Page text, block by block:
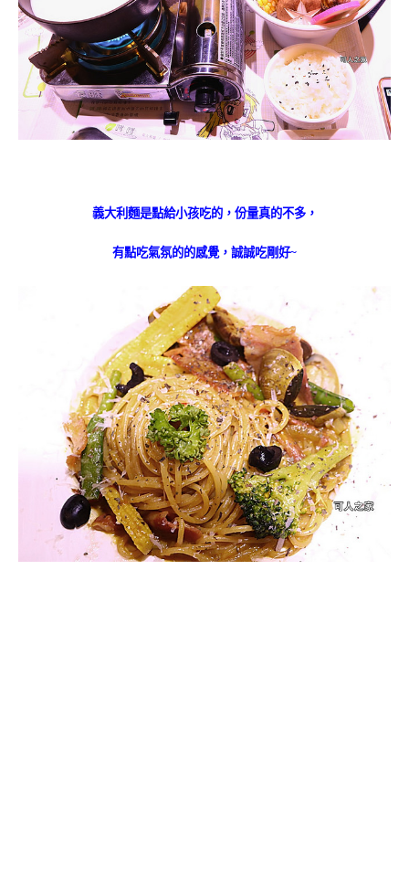
義大利麵是點給小孩吃的，份量真的不多，
有點吃氣氛的的感覺，誠誠吃剛好~